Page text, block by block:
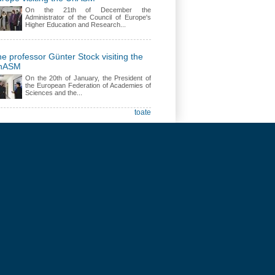
On the 21th of December the
Administrator of the Council of Europe's
Higher Education and Research...
professor Günter Stock visiting the
On the 20th of January, the President of
the European Federation of Academies of
Sciences and the...
toate